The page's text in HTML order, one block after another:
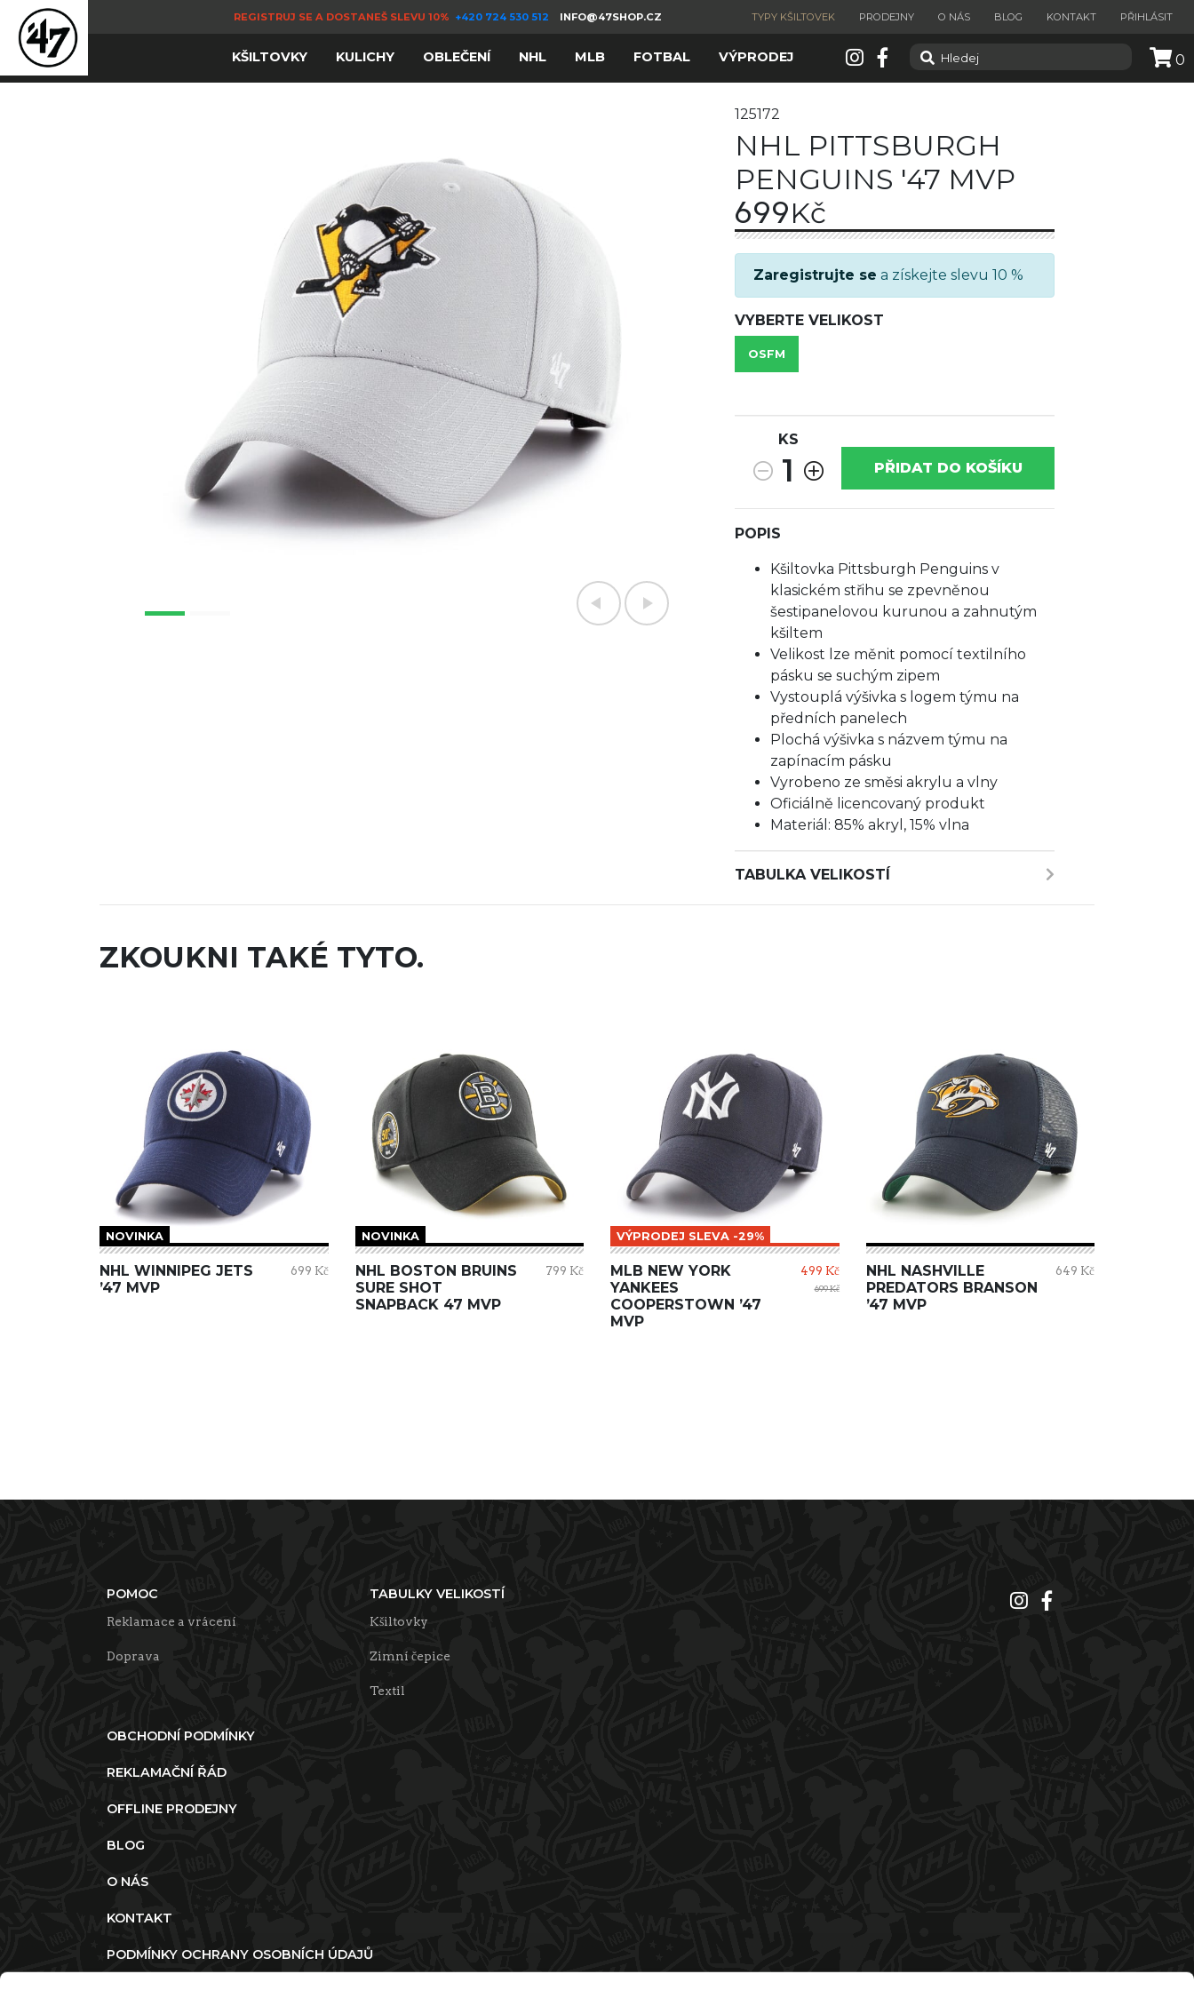
REGISTRUJ SE A DOSTANEŠ SLEVU 10% +420 724 530 512 INFO@47SHOP.CZ TYPY KŠILTOVEK PRODEJNY O NÁS BLOG KONTAKT PŘIHLÁSIT
KŠILTOVKY KULICHY OBLEČENÍ NHL MLB FOTBAL VÝPRODEJ 0
125172
NHL PITTSBURGH
PENGUINS '47 MVP
699Kč
Zaregistrujte se a získejte slevu 10 %
VYBERTE VELIKOST
OSFM
KS
1 PŘIDAT DO KOŠÍKU
POPIS
Kšiltovka Pittsburgh Penguins v
klasickém střihu se zpevněnou
šestipanelovou kurunou a zahnutým
kšiltem
Velikost lze měnit pomocí textilního
pásku se suchým zipem
Vystouplá výšivka s logem týmu na
předních panelech
Plochá výšivka s názvem týmu na
zapínacím pásku
Vyrobeno ze směsi akrylu a vlny
Oficiálně licencovaný produkt
Materiál: 85% akryl, 15% vlna
TABULKA VELIKOSTÍ
ZKOUKNI TAKÉ TYTO.
NOVINKA
NHL WINNIPEG JETS
’47 MVP
699 Kč
NOVINKA
NHL BOSTON BRUINS
SURE SHOT
SNAPBACK 47 MVP
799 Kč
VÝPRODEJ SLEVA -29%
MLB NEW YORK
YANKEES
COOPERSTOWN ’47
MVP
499 Kč
699 Kč
NHL NASHVILLE
PREDATORS BRANSON
’47 MVP
649 Kč
POMOC
Reklamace a vrácení
Doprava
TABULKY VELIKOSTÍ
Kšiltovky
Zimní čepice
Textil
OBCHODNÍ PODMÍNKY
REKLAMAČNÍ ŘÁD
OFFLINE PRODEJNY
BLOG
O NÁS
KONTAKT
PODMÍNKY OCHRANY OSOBNÍCH ÚDAJŮ